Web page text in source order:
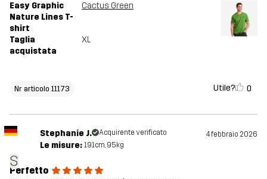
Easy Graphic
Nature Lines T-
shirt
Cactus Green
Taglia
acquistata
XL
Nr articolo 11173 Utile? 0
S
Stephanie J. Acquirente verificato 4 febbraio 2026
Le misure: 191cm, 95kg
Perfetto